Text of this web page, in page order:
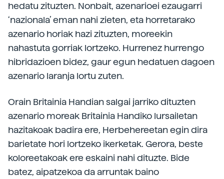
hedatu zituzten. Nonbait, azenarioei ezaugarri
‘nazionala’ eman nahi zieten, eta horretarako
azenario horiak hazi zituzten, moreekin
nahastuta gorriak lortzeko. Hurrenez hurrengo
hibridazioen bidez, gaur egun hedatuen dagoen
azenario laranja lortu zuten.
Orain Britainia Handian salgai jarriko dituzten
azenario moreak Britainia Handiko lursailetan
hazitakoak badira ere, Herbehereetan egin dira
barietate hori lortzeko ikerketak. Gerora, beste
koloreetakoak ere eskaini nahi dituzte. Bide
batez, aipatzekoa da arruntak baino